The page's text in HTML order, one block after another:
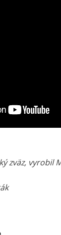
zväz, vyrobil